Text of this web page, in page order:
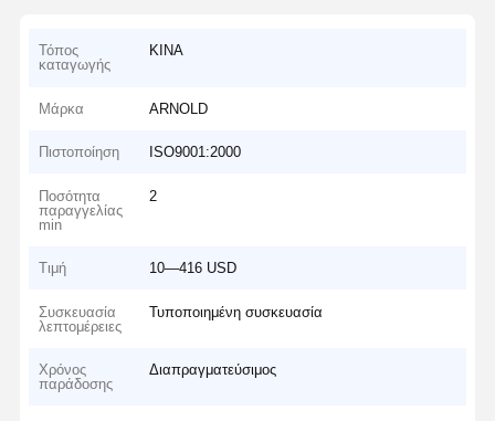
Τόπος
καταγωγής
ΚΙΝΑ
Μάρκα ARNOLD
Πιστοποίηση ISO9001:2000
Ποσότητα
παραγγελίας
min
2
Τιμή 10—416 USD
Συσκευασία
λεπτομέρειες
Τυποποιημένη συσκευασία
Χρόνος
παράδοσης
Διαπραγματεύσιμος